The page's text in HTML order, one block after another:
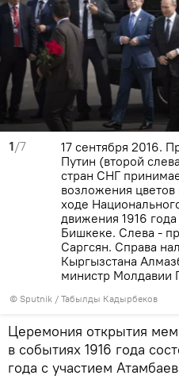
1/7
© Sputnik / Табылды Кадырбеков
17 сентября 2016.
Путин (второй
стран СНГ
возложения
ходе
движения 1916
Бишкеке. Слева -
Саргсян. Справа
Кыргызстана
министр Молдавии
Церемония открытия
в событиях 1916 года
года с участием